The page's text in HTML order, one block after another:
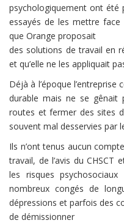
psychologiquement ont été
essayés de les mettre
que Orange proposait
des solutions de travail en
et qu’elle ne les appliquait
Déjà à l’époque
durable mais ne se gênait
routes et fermer des sites
souvent mal desservies par
Ils n’ont tenus aucun
travail, de l’avis du CHSCT
les risques
nombreux congés de
dépressions et parfois des
de démissionner